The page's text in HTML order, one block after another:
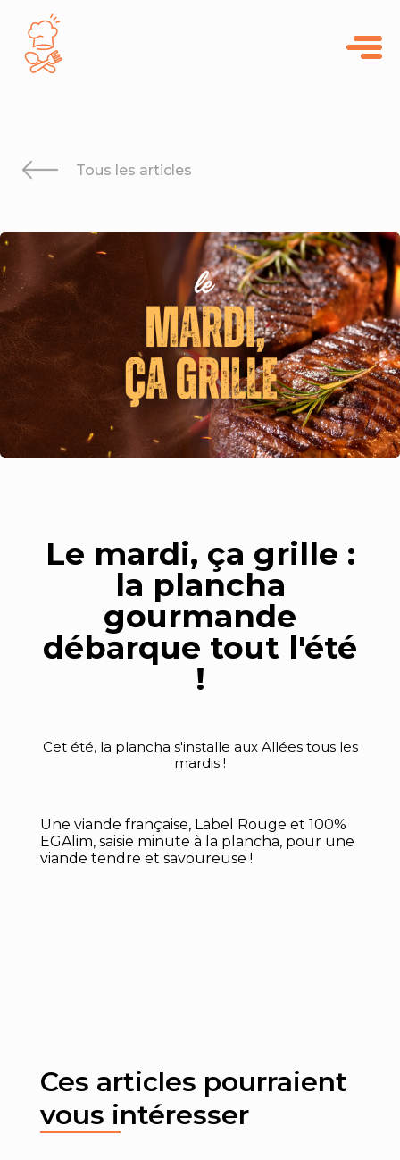
Tous les articles
Le mardi, ça grille :
la plancha
gourmande
débarque tout l'été
!
Cet été, la plancha s'installe aux Allées tous les
mardis !
Une viande française, Label Rouge et 100%
EGAlim, saisie minute à la plancha, pour une
viande tendre et savoureuse !
Ces articles pourraient
vous intéresser